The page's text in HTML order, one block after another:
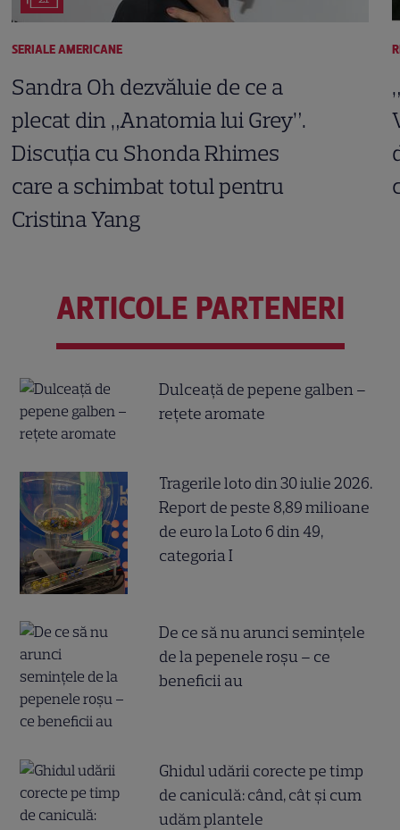
SERIALE AMERICANE
Sandra Oh dezvăluie de ce a
plecat din „Anatomia lui Grey”.
Discuția cu Shonda Rhimes
care a schimbat totul pentru
Cristina Yang
ARTICOLE PARTENERI
Dulceață de pepene galben –
rețete aromate
Tragerile loto din 30 iulie 2026.
Report de peste 8,89 milioane
de euro la Loto 6 din 49,
categoria I
De ce să nu arunci semințele
de la pepenele roșu – ce
beneficii au
Ghidul udării corecte pe timp
de caniculă: când, cât şi cum
udăm plantele